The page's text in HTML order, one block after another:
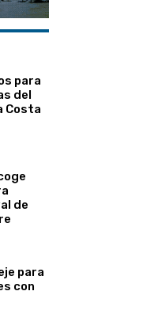
para
del
Costa
de
para
con